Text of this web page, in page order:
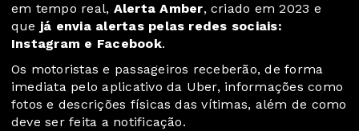
em tempo real, Alerta Amber, criado em 2023 e
que já envia alertas pelas redes sociais:
Instagram e Facebook.
Os motoristas e passageiros receberão, de forma
imediata pelo aplicativo da Uber, informações como
fotos e descrições físicas das vítimas, além de como
deve ser feita a notificação.